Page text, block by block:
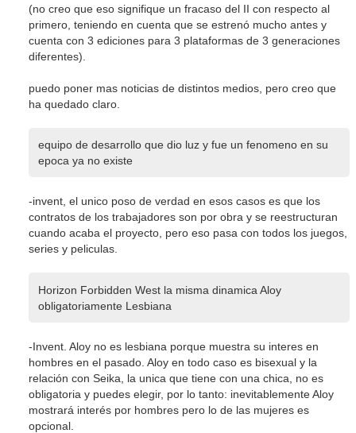
(no creo que eso signifique un fracaso del II con respecto al
primero, teniendo en cuenta que se estrenó mucho antes y
cuenta con 3 ediciones para 3 plataformas de 3 generaciones
diferentes).
puedo poner mas noticias de distintos medios, pero creo que
ha quedado claro.
equipo de desarrollo que dio luz y fue un fenomeno en su
epoca ya no existe
-invent, el unico poso de verdad en esos casos es que los
contratos de los trabajadores son por obra y se reestructuran
cuando acaba el proyecto, pero eso pasa con todos los juegos,
series y peliculas.
Horizon Forbidden West la misma dinamica Aloy
obligatoriamente Lesbiana
-Invent. Aloy no es lesbiana porque muestra su interes en
hombres en el pasado. Aloy en todo caso es bisexual y la
relación con Seika, la unica que tiene con una chica, no es
obligatoria y puedes elegir, por lo tanto: inevitablemente Aloy
mostrará interés por hombres pero lo de las mujeres es
opcional.